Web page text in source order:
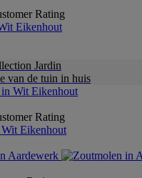
Rating
Eikenhout
Jardin
van de tuin in huis
Rating
Eikenhout